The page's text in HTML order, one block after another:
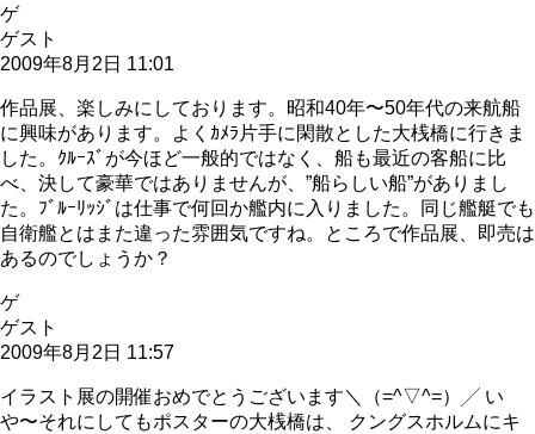
ゲ
ゲスト
2009年8月2日 11:01
作品展、楽しみにしております。昭和40年〜50年代の来航船
に興味があります。よくｶﾒﾗ片手に閑散とした大桟橋に行きま
した。ｸﾙｰｽﾞが今ほど一般的ではなく、船も最近の客船に比
べ、決して豪華ではありませんが、”船らしい船”がありまし
た。ﾌﾞﾙｰﾘｯｼﾞは仕事で何回か艦内に入りました。同じ艦艇でも
自衛艦とはまた違った雰囲気ですね。ところで作品展、即売は
あるのでしょうか？
ゲ
ゲスト
2009年8月2日 11:57
イラスト展の開催おめでとうございます＼（=^▽^=）╱ い
や〜それにしてもポスターの大桟橋は、 クングスホルムにキ